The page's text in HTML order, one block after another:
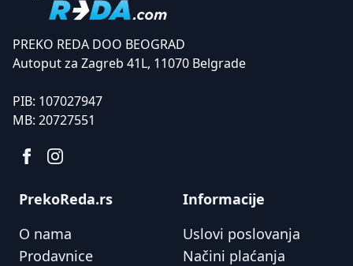
PREKO REDA DOO BEOGRAD
Autoput za Zagreb 41L, 11070 Belgrade
PIB: 107027947
MB: 20727551
PrekoReda.rs
O nama
Prodavnice
Informacije
Uslovi poslovanja
Načini plaćanja